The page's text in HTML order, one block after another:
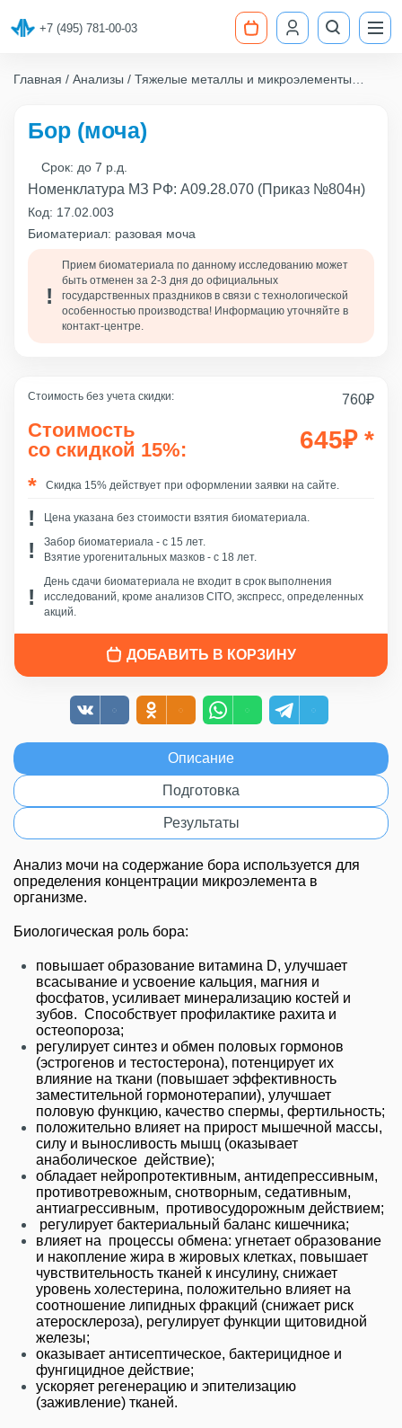
+7 (495) 781-00-03
Главная Анализы
Тяжелые металлы и микроэлементы
Стоимость без учета скидки: 760₽
Стоимость
со скидкой 15%:
645₽ *
Скидка 15% действует при оформлении заявки на сайте.
Цена указана без стоимости взятия биоматериала.
Забор биоматериала - c 15 лет.
Взятие урогенитальных мазков - с 18 лет.
День сдачи биоматериала не входит в срок выполнения
исследований, кроме анализов CITO, экспресс, определенных
акций.
ДОБАВИТЬ В КОРЗИНУ
Бор (моча)
Срок: до 7 р.д.
Номенклатура МЗ РФ: A09.28.070 (Приказ №804н)
Код: 17.02.003
Биоматериал: разовая моча
Прием биоматериала по данному исследованию может
быть отменен за 2-3 дня до официальных
государственных праздников в связи с технологической
особенностью производства! Информацию уточняйте в
контакт-центре.
Описание
Подготовка
Результаты
Анализ мочи на содержание бора используется для
определения концентрации микроэлемента в
организме.
Биологическая роль бора:
повышает образование витамина D, улучшает
всасывание и усвоение кальция, магния и
фосфатов, усиливает минерализацию костей и
зубов. Способствует профилактике рахита и
остеопороза;
регулирует синтез и обмен половых гормонов
(эстрогенов и тестостерона), потенцирует их
влияние на ткани (повышает эффективность
заместительной гормонотерапии), улучшает
половую функцию, качество спермы, фертильность;
положительно влияет на прирост мышечной массы,
силу и выносливость мышц (оказывает
анаболическое действие);
обладает нейропротективным, антидепрессивным,
противотревожным, снотворным, седативным,
антиагрессивным, противосудорожным действием;
регулирует бактериальный баланс кишечника;
влияет на процессы обмена: угнетает образование
и накопление жира в жировых клетках, повышает
чувствительность тканей к инсулину, снижает
уровень холестерина, положительно влияет на
соотношение липидных фракций (снижает риск
атеросклероза), регулирует функции щитовидной
железы;
оказывает антисептическое, бактерицидное и
фунгицидное действие;
ускоряет регенерацию и эпителизацию
(заживление) тканей.